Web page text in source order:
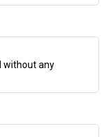
without any